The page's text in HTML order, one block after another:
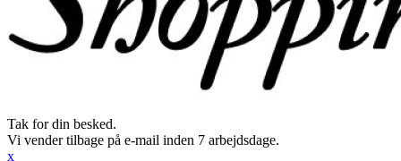
Tak for din besked.
Vi vender tilbage på e-mail inden 7 arbejdsdage.
x